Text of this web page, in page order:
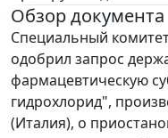
Обзор документа
Специальный
одобрил запрос
фармацевтическую
гидрохлорид",
(Италия), о